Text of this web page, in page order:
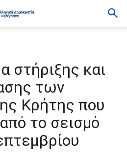
στήριξης και
των
Κρήτης που
το σεισμό